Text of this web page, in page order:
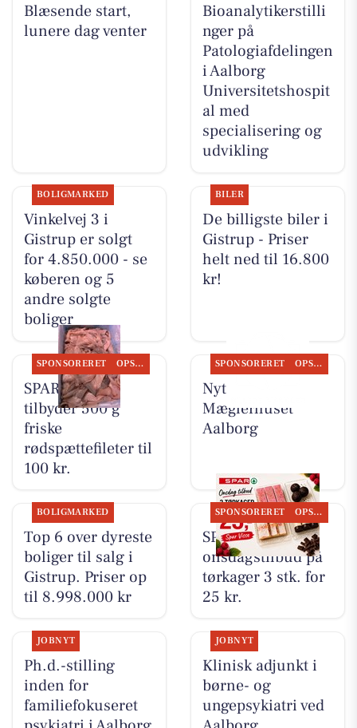
Blæsende start,
lunere dag venter
Bioanalytikerstilli
nger på
Patologiafdelingen
i Aalborg
Universitetshospit
al med
specialisering og
udvikling
BOLIGMARKED
Vinkelvej 3 i
Gistrup er solgt
for 4.850.000 - se
køberen og 5
andre solgte
boliger
BILER
De billigste biler i
Gistrup - Priser
helt ned til 16.800
kr!
SPONSORERET OPSLAGSTAVLEN
SPAR Visse
tilbyder 500 g
friske
rødspættefileter til
100 kr.
SPONSORERET OPSLAGSTAVLEN
Nyt fra
Mæglerhuset
Aalborg
BOLIGMARKED
Top 6 over dyreste
boliger til salg i
Gistrup. Priser op
til 8.998.000 kr
SPONSORERET OPSLAGSTAVLEN
SPAR Visse har
onsdagstilbud på
tørkager 3 stk. for
25 kr.
JOBNYT
Ph.d.-stilling
inden for
familiefokuseret
JOBNYT
Klinisk adjunkt i
børne- og
ungepsykiatri ved